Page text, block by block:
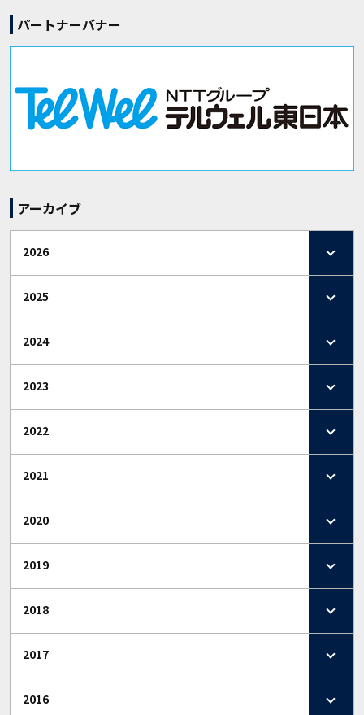
パートナーバナー
アーカイブ
2026
2025
2024
2023
2022
2021
2020
2019
2018
2017
2016